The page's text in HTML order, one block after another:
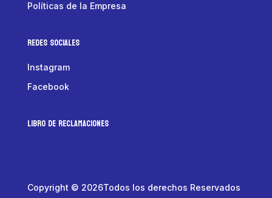
Políticas de la Empresa
Redes Sociales
Instagram
Facebook
LIBRO DE RECLAMACIONES
Copyright © 2026Todos los derechos Reservados